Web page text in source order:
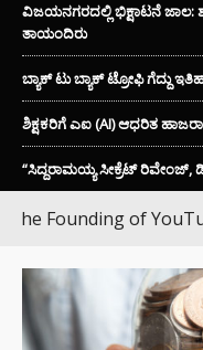
ವಿಜಯನಗರದಲ್ಲಿ ಭಿಕ್ಷಾಟನೆ ಜಾಲ:
ತಾಯಂದಿರು
ಬ್ಯಾಕ್ ಟು ಬ್ಯಾಕ್ ಟ್ರೋಫಿ ಗೆದ್ದು
ಶಿಕ್ಷಕರಿಗೆ ಎಐ (AI) ಆಧರಿತ
“ಸಿದ್ದರಾಮಯ್ಯ ಸೀಕ್ರೆಟ್ ರಿವೇಂಜ್‌,
Founding of YouTube